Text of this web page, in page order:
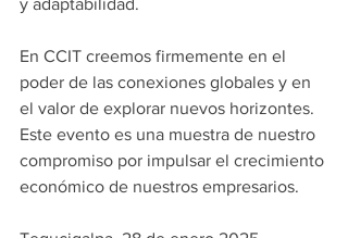
y adaptabilidad.
En CCIT creemos firmemente en el
poder de las conexiones globales y en
el valor de explorar nuevos horizontes.
Este evento es una muestra de nuestro
compromiso por impulsar el crecimiento
económico de nuestros empresarios.